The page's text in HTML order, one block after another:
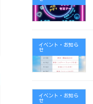
イベント・お知ら
せ
イベント・お知ら
せ